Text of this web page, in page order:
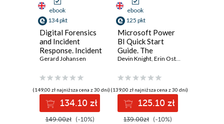
ebook
134 pkt
Digital Forensics
and Incident
Response. Incident
Response tools
effective cyber
threat response -
Fourth Edition
Gerard Johansen
(149,00 zł najniższa cena z 30 dni)
134.10 zł
149.00zł (-10%)
ebook
125 pkt
Microsoft Power
BI Quick Start
Guide. The
Ultimate
to Power BI, Data
Storytelling, AI
Tools, and
Microsoft Fabric -
Fourth Edition
Devin Knight Erin Ostrowsky
(139,00 zł najniższa cena z 30 dni)
125.10 zł
139.00zł (-10%)